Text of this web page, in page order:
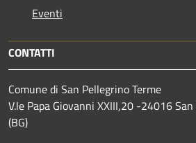
Eventi
CONTATTI
Comune di San Pellegrino Terme
V.le Papa Giovanni XXIII,20 -24016
(BG)